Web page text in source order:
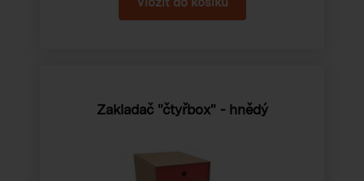
Zakladač "čtyřbox" - hnědý